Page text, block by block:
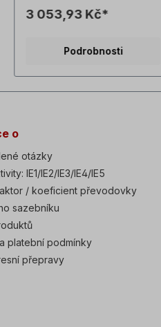
ocelového plechu. Celková
aplikace s řemenovým
pohonem. Motorové napínací
při instalaci pohonu. Napínací
lišty jsou vhodné pro téměř
všechny typy motorů a
vyznačují se plochým a
kompaktním provedením.
Dodávají se v párech.
Všechny fotografie výrobků
jsou nezávazné příklady!
3 053,93 Kč*
Podrobnosti
o
otázky
IE1/IE2/IE3/IE4/IE5
/ koeficient převodovky
sazebníku
platební podmínky
přepravy